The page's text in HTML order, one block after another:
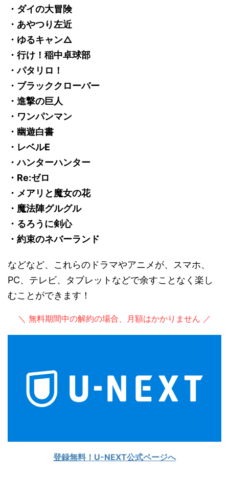
・ダイの大冒険
・あやつり左近
・ゆるキャン△
・行け！稲中卓球部
・パタリロ！
・ブラッククローバー
・進撃の巨人
・ワンパンマン
・幽遊白書
・レベルE
・ハンターハンター
・Re:ゼロ
・メアリと魔女の花
・魔法陣グルグル
・るろうに剣心
・約束のネバーランド
などなど、これらのドラマやアニメが、スマホ、
PC、テレビ、タブレットなどで余すことなく楽し
むことができます！
＼ 無料期間中の解約の場合、月額はかかりません ／
登録無料！U-NEXT公式ページへ